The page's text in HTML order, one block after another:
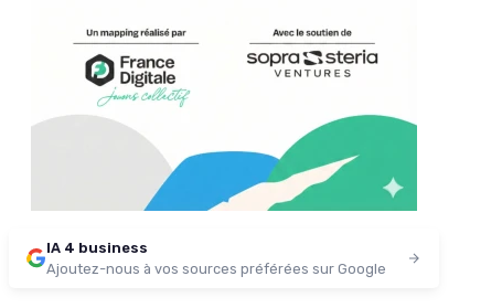
IA 4 business
Ajoutez-nous à vos sources préférées sur Google